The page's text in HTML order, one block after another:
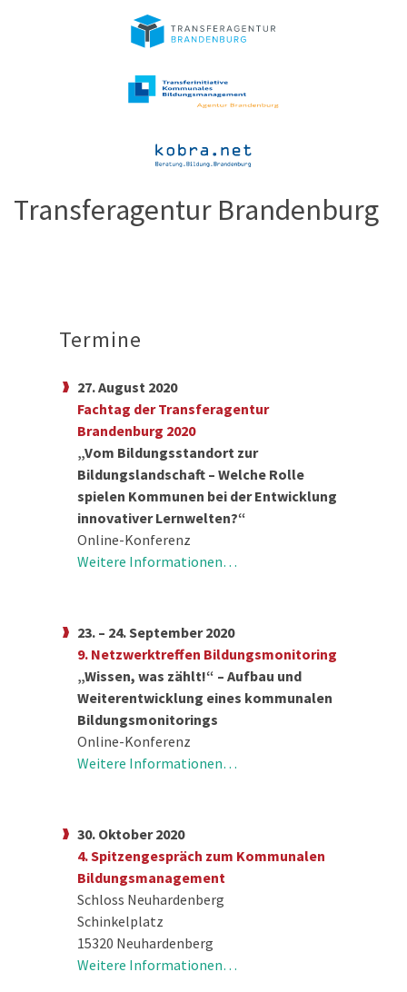
Transferagentur Brandenburg
Termine
27. August 2020
Fachtag der Transferagentur
Brandenburg 2020
„Vom Bildungsstandort zur
Bildungslandschaft – Welche Rolle
spielen Kommunen bei der Entwicklung
innovativer Lernwelten?“
Online-Konferenz
Weitere Informationen…
23. – 24. September 2020
9. Netzwerktreffen Bildungsmonitoring
„Wissen, was zählt!“ – Aufbau und
Weiterentwicklung eines kommunalen
Bildungsmonitorings
Online-Konferenz
Weitere Informationen…
30. Oktober 2020
4. Spitzengespräch zum Kommunalen
Bildungsmanagement
Schloss Neuhardenberg
Schinkelplatz
15320 Neuhardenberg
Weitere Informationen…